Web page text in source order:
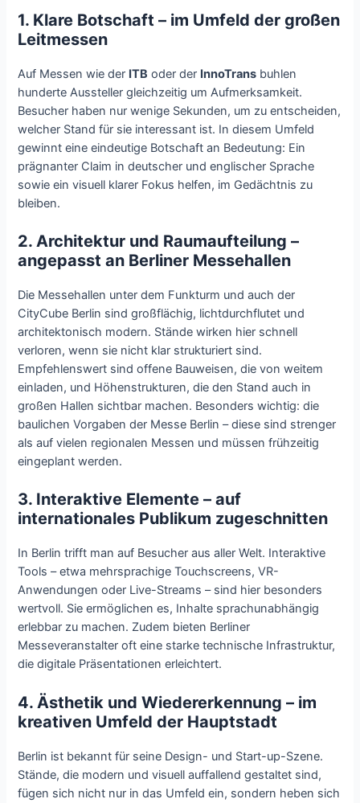
1. Klare Botschaft – im Umfeld der großen
Leitmessen
Auf Messen wie der ITB oder der InnoTrans buhlen
hunderte Aussteller gleichzeitig um Aufmerksamkeit.
Besucher haben nur wenige Sekunden, um zu entscheiden,
welcher Stand für sie interessant ist. In diesem Umfeld
gewinnt eine eindeutige Botschaft an Bedeutung: Ein
prägnanter Claim in deutscher und englischer Sprache
sowie ein visuell klarer Fokus helfen, im Gedächtnis zu
bleiben.
2. Architektur und Raumaufteilung –
angepasst an Berliner Messehallen
Die Messehallen unter dem Funkturm und auch der
CityCube Berlin sind großflächig, lichtdurchflutet und
architektonisch modern. Stände wirken hier schnell
verloren, wenn sie nicht klar strukturiert sind.
Empfehlenswert sind offene Bauweisen, die von weitem
einladen, und Höhenstrukturen, die den Stand auch in
großen Hallen sichtbar machen. Besonders wichtig: die
baulichen Vorgaben der Messe Berlin – diese sind strenger
als auf vielen regionalen Messen und müssen frühzeitig
eingeplant werden.
3. Interaktive Elemente – auf
internationales Publikum zugeschnitten
In Berlin trifft man auf Besucher aus aller Welt. Interaktive
Tools – etwa mehrsprachige Touchscreens, VR-
Anwendungen oder Live-Streams – sind hier besonders
wertvoll. Sie ermöglichen es, Inhalte sprachunabhängig
erlebbar zu machen. Zudem bieten Berliner
Messeveranstalter oft eine starke technische Infrastruktur,
die digitale Präsentationen erleichtert.
4. Ästhetik und Wiedererkennung – im
kreativen Umfeld der Hauptstadt
Berlin ist bekannt für seine Design- und Start-up-Szene.
Stände, die modern und visuell auffallend gestaltet sind,
fügen sich nicht nur in das Umfeld ein, sondern heben sich